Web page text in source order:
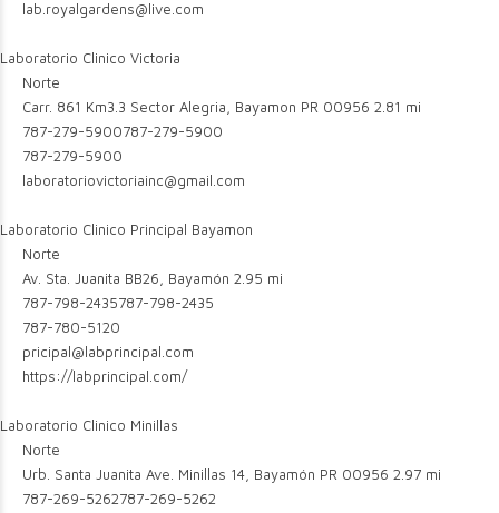
lab.royalgardens@live.com
Laboratorio Clinico Victoria
Norte
Carr. 861 Km3.3 Sector Alegria, Bayamon PR 00956 2.81 mi
787-279-5900787-279-5900
787-279-5900
laboratoriovictoriainc@gmail.com
Laboratorio Clinico Principal Bayamon
Norte
Av. Sta. Juanita BB26, Bayamón 2.95 mi
787-798-2435787-798-2435
787-780-5120
pricipal@labprincipal.com
https://labprincipal.com/
Laboratorio Clinico Minillas
Norte
Urb. Santa Juanita Ave. Minillas 14, Bayamón PR 00956 2.97 mi
787-269-5262787-269-5262